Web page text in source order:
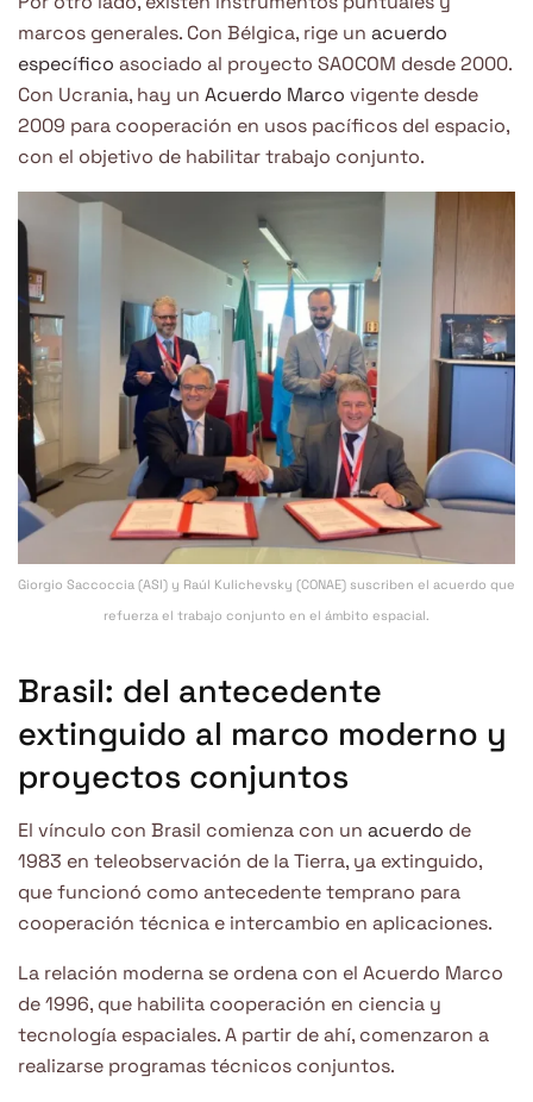
marcos generales. Con Bélgica, rige un acuerdo
específico asociado al proyecto SAOCOM desde 2000.
Con Ucrania, hay un Acuerdo Marco vigente desde
2009 para cooperación en usos pacíficos del espacio,
con el objetivo de habilitar trabajo conjunto.
Giorgio Saccoccia (ASI) y Raúl Kulichevsky (CONAE) suscriben el acuerdo que
refuerza el trabajo conjunto en el ámbito espacial.
Brasil: del antecedente
extinguido al marco moderno y
proyectos conjuntos
El vínculo con Brasil comienza con un acuerdo de
1983 en teleobservación de la Tierra, ya extinguido,
que funcionó como antecedente temprano para
cooperación técnica e intercambio en aplicaciones.
La relación moderna se ordena con el Acuerdo Marco
de 1996, que habilita cooperación en ciencia y
tecnología espaciales. A partir de ahí, comenzaron a
realizarse programas técnicos conjuntos.